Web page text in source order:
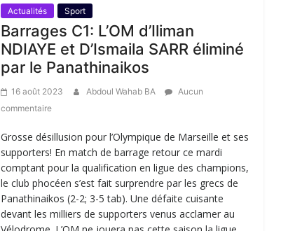
Actualités Sport
Barrages C1: L’OM d’Iliman
NDIAYE et D’Ismaila SARR éliminé
par le Panathinaikos
16 août 2023 Abdoul Wahab BA
Aucun
commentaire
Grosse désillusion pour l’Olympique de Marseille et ses
supporters! En match de barrage retour ce mardi
comptant pour la qualification en ligue des champions,
le club phocéen s’est fait surprendre par les grecs de
Panathinaikos (2-2; 3-5 tab). Une défaite cuisante
devant les milliers de supporters venus acclamer au